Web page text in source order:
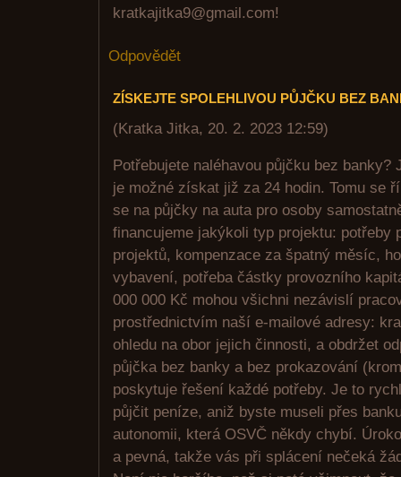
kratkajitka9@gmail.com!
Odpovědět
ZÍSKEJTE SPOLEHLIVOU PŮJČKU BEZ
(Kratka Jitka, 20. 2. 2023 12:59)
Potřebujete naléhavou půjčku bez
je možné získat již za 24 hodin. Tomu se
se na půjčky na auta pro osoby
financujeme jakýkoli typ projektu: potřeby
projektů, kompenzace za špatný měsíc,
vybavení, potřeba částky provozního
000 000 Kč mohou všichni nezávislí
prostřednictvím naší e-mailové adresy:
ohledu na obor jejich činnosti, a obdržet
půjčka bez banky a bez prokazování
poskytuje řešení každé potřeby. Je to
půjčit peníze, aniž byste museli přes
autonomii, která OSVČ někdy chybí.
a pevná, takže vás při splácení nečeká